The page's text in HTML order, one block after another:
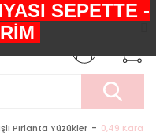
Pırlanta Yüzükler 0,49 Karat
SEPETTE -